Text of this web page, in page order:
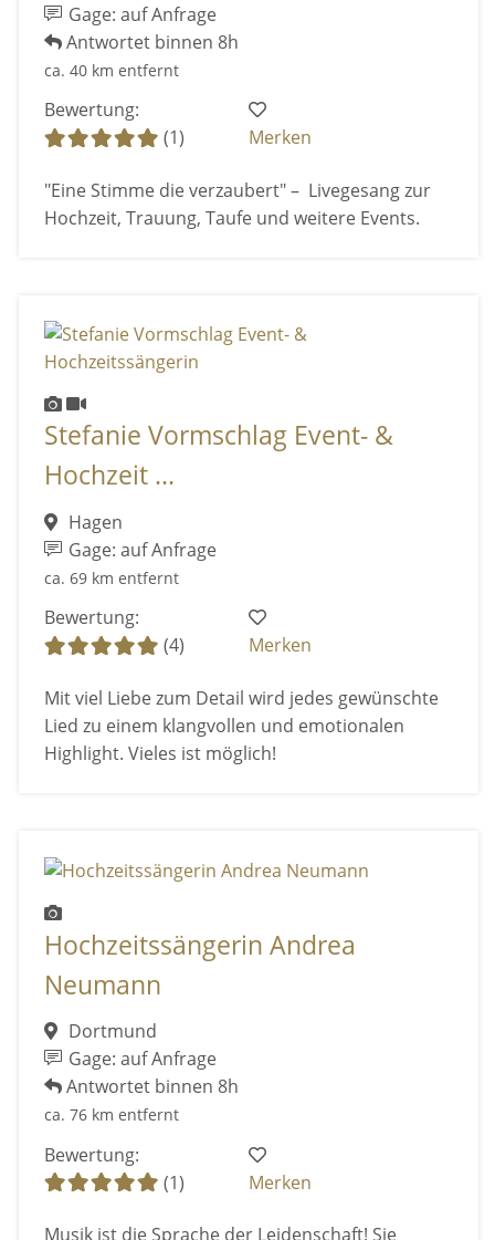
Gage: auf Anfrage
Antwortet binnen 8h
ca. 40 km entfernt
Bewertung:
(1)
Merken
"Eine Stimme die verzaubert" – Livegesang zur
Hochzeit, Trauung, Taufe und weitere Events.
Stefanie Vormschlag Event- &
Hochzeit ...
Hagen
Gage: auf Anfrage
ca. 69 km entfernt
Bewertung:
(4)
Merken
Mit viel Liebe zum Detail wird jedes gewünschte
Lied zu einem klangvollen und emotionalen
Highlight. Vieles ist möglich!
Hochzeitssängerin Andrea
Neumann
Dortmund
Gage: auf Anfrage
Antwortet binnen 8h
ca. 76 km entfernt
Bewertung:
(1)
Merken
Musik ist die Sprache der Leidenschaft! Sie